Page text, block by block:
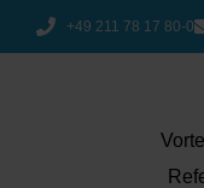
+49 211 78 17 80-0